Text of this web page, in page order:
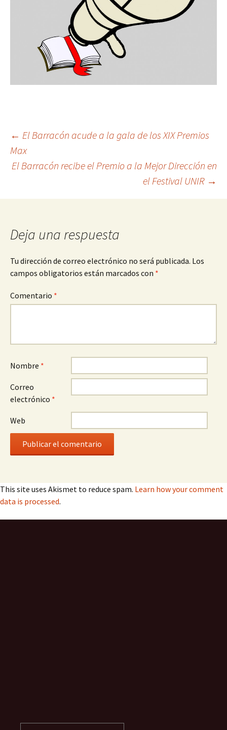
Navegación
de
entradas
← El Barracón acude a la gala de los XIX Premios
Max
El Barracón recibe el Premio a la Mejor Dirección en
el Festival UNIR →
Deja una respuesta
Tu dirección de correo electrónico no será publicada. Los
campos obligatorios están marcados con *
Comentario *
Nombre *
Correo
electrónico *
Web
This site uses Akismet to reduce spam. Learn how your comment
data is processed.